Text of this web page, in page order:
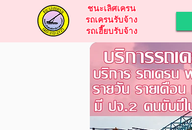
ชนะเลิศเครน
รถเครนรับจ้าง
รถเฮี๊ยบรับจ้าง